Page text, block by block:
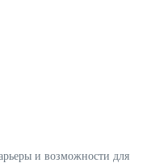
и возможности для